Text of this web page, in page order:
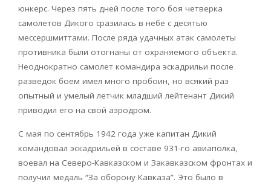
юнкерс. Через пять дней после того боя четверка
самолетов Дикого сразилась в небе с десятью
мессершмиттами. После ряда удачных атак самолеты
противника были отогнаны от охраняемого объекта.
Неоднократно самолет командира эскадрильи после
разведок боем имел много пробоин, но всякий раз
опытный и умелый летчик младший лейтенант Дикий
приводил его на свой аэродром.
С мая по сентябрь 1942 года уже капитан Дикий
командовал эскадрильей в составе 931-го авиаполка,
воевал на Северо-Кавказском и Закавказском фронтах и
получил медаль “За оборону Кавказа”. Это было в